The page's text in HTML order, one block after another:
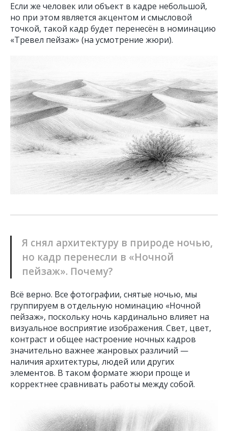
Если же человек или объект в кадре небольшой,
но при этом является акцентом и смысловой
точкой, такой кадр будет перенесён в номинацию
«Тревел пейзаж» (на усмотрение жюри).
Я снял архитектуру в природе ночью,
но кадр перенесли в «Ночной
пейзаж». Почему?
Всё верно. Все фотографии, снятые ночью, мы
группируем в отдельную номинацию «Ночной
пейзаж», поскольку ночь кардинально влияет на
визуальное восприятие изображения. Свет, цвет,
контраст и общее настроение ночных кадров
значительно важнее жанровых различий —
наличия архитектуры, людей или других
элементов. В таком формате жюри проще и
корректнее сравнивать работы между собой.